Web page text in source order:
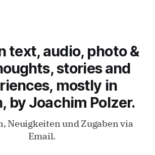
text, audio, photo &
stories and
mostly in
by Joachim Polzer.
Neuigkeiten und Zugaben via
Email.